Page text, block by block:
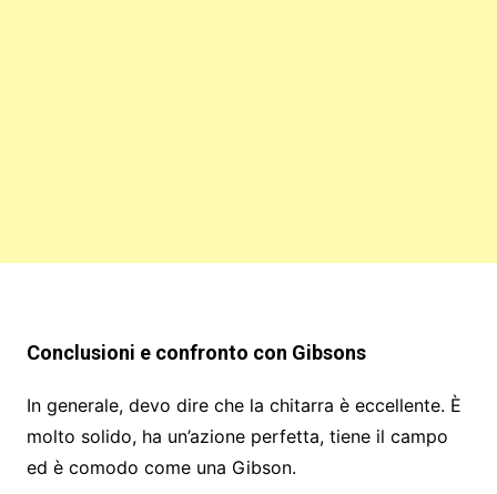
Conclusioni e confronto con Gibsons
In generale, devo dire che la chitarra è eccellente. È
molto solido, ha un’azione perfetta, tiene il campo
ed è comodo come una Gibson.